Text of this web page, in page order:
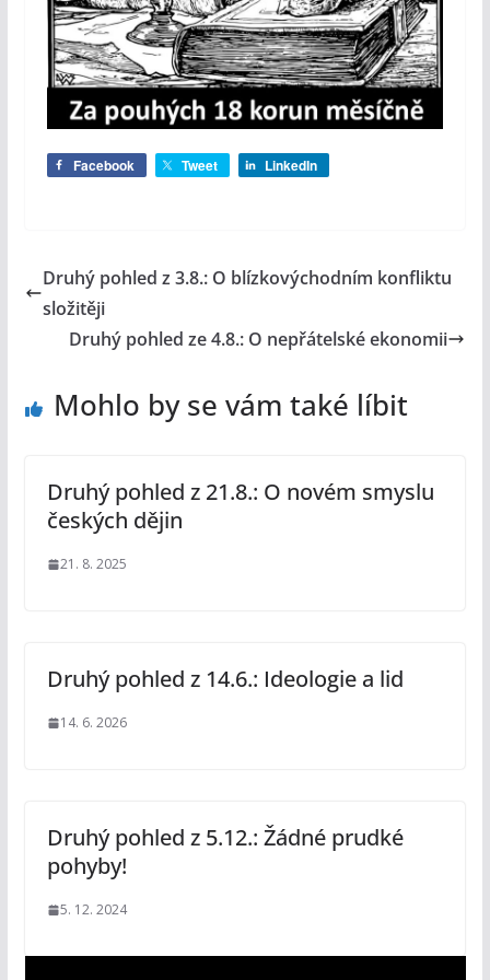
Facebook Tweet LinkedIn
Druhý pohled z 3.8.: O blízkovýchodním konfliktu
složitěji
Druhý pohled ze 4.8.: O nepřátelské ekonomii
Mohlo by se vám také líbit
Druhý pohled z 21.8.: O novém smyslu
českých dějin
21. 8. 2025
Druhý pohled z 14.6.: Ideologie a lid
14. 6. 2026
Druhý pohled z 5.12.: Žádné prudké
pohyby!
5. 12. 2024